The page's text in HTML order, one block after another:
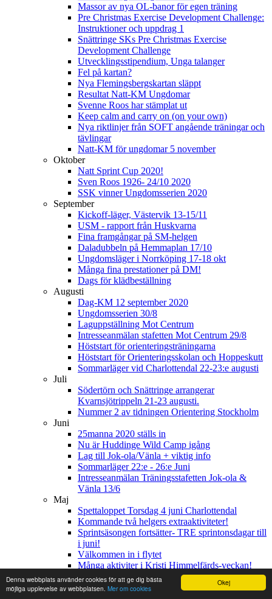
Okej
Denna webbplats använder cookies för att ge dig bästa
möjliga upplevelse av webbplatsen. Mer om cookies
Massor av nya OL-banor för egen träning
Pre Christmas Exercise Development Challenge:
Instruktioner och uppdrag 1
Snättringe SKs Pre Christmas Exercise
Development Challenge
Utvecklingsstipendium, Unga talanger
Fel på kartan?
Nya Flemingsbergskartan släppt
Resultat Natt-KM Ungdomar
Svenne Roos har stämplat ut
Keep calm and carry on (on your own)
Nya riktlinjer från SOFT angående träningar och
tävlingar
Natt-KM för ungdomar 5 november
Oktober
Natt Sprint Cup 2020!
Sven Roos 1926- 24/10 2020
SSK vinner Ungdomsserien 2020
September
Kickoff-läger, Västervik 13-15/11
USM - rapport från Huskvarna
Fina framgångar på SM-helgen
Daladubbeln på Hemmaplan 17/10
Ungdomsläger i Norrköping 17-18 okt
Många fina prestationer på DM!
Dags för klädbeställning
Augusti
Dag-KM 12 september 2020
Ungdomsserien 30/8
Laguppställning Mot Centrum
Intresseanmälan stafetten Mot Centrum 29/8
Höststart för orienteringsträningarna
Höststart för Orienteringsskolan och Hoppeskutt
Sommarläger vid Charlottendal 22-23:e augusti
Juli
Södertörn och Snättringe arrangerar
Kvarnsjötrippeln 21-23 augusti.
Nummer 2 av tidningen Orientering Stockholm
Juni
25manna 2020 ställs in
Nu är Huddinge Wild Camp igång
Lag till Jok-ola/Vänla + viktig info
Sommarläger 22:e - 26:e Juni
Intresseanmälan Träningsstafetten Jok-ola &
Vänla 13/6
Maj
Spettaloppet Torsdag 4 juni Charlottendal
Kommande två helgers extraaktiviteter!
Sprintsäsongen fortsätter- TRE sprintonsdagar till
i juni!
Välkommen in i flytet
Många aktiviter i Kristi Himmelfärds-veckan!
Hur blir det med 25manna i höst?
Träning med SI även på söndag (+ lite mer